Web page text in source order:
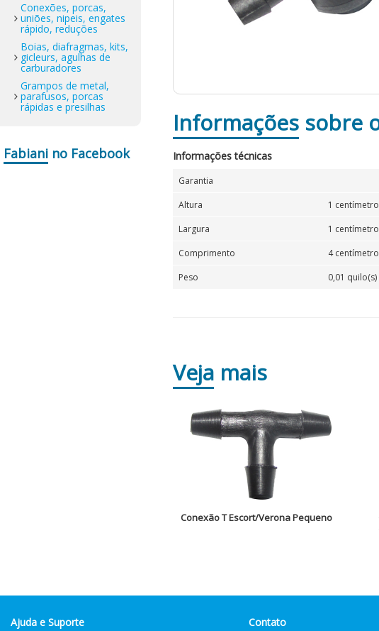
Conexões, porcas,
uniões, nipeis, engates
rápido, reduções
Boias, diafragmas, kits,
gicleurs, agulhas de
carburadores
Grampos de metal,
parafusos, porcas
rápidas e presilhas
Fabiani no Facebook
Informações sobre
Informações técnicas
Garantia
Altura
1
Largura
1
Comprimento
4
Peso
0,01 quilo(s)
Veja mais
Conexão T Escort/Verona Pequeno
Ajuda e Suporte Contato